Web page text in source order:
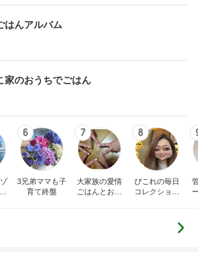
はんアルバム
家のおうちでごはん
6
3兄弟ママも子
育て終盤
7
大家族の愛情
ごはんとお弁
8
ぴこれの毎日
コレクション